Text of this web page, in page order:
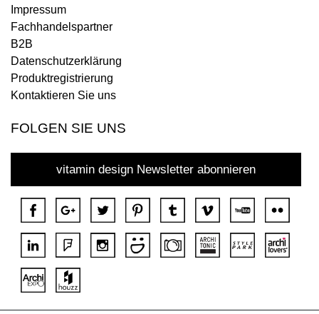
Impressum
Fachhandelspartner
B2B
Datenschutzerklärung
Produktregistrierung
Kontaktieren Sie uns
FOLGEN SIE UNS
vitamin design Newsletter abonnieren